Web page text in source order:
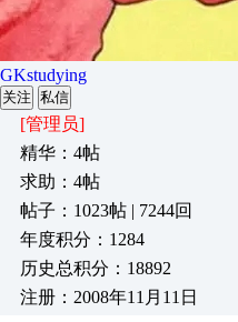
GKstudying
关注 私信
[管理员]
精华：4帖
求助：4帖
帖子：1023帖 | 7244回
年度积分：1284
历史总积分：18892
注册：2008年11月11日